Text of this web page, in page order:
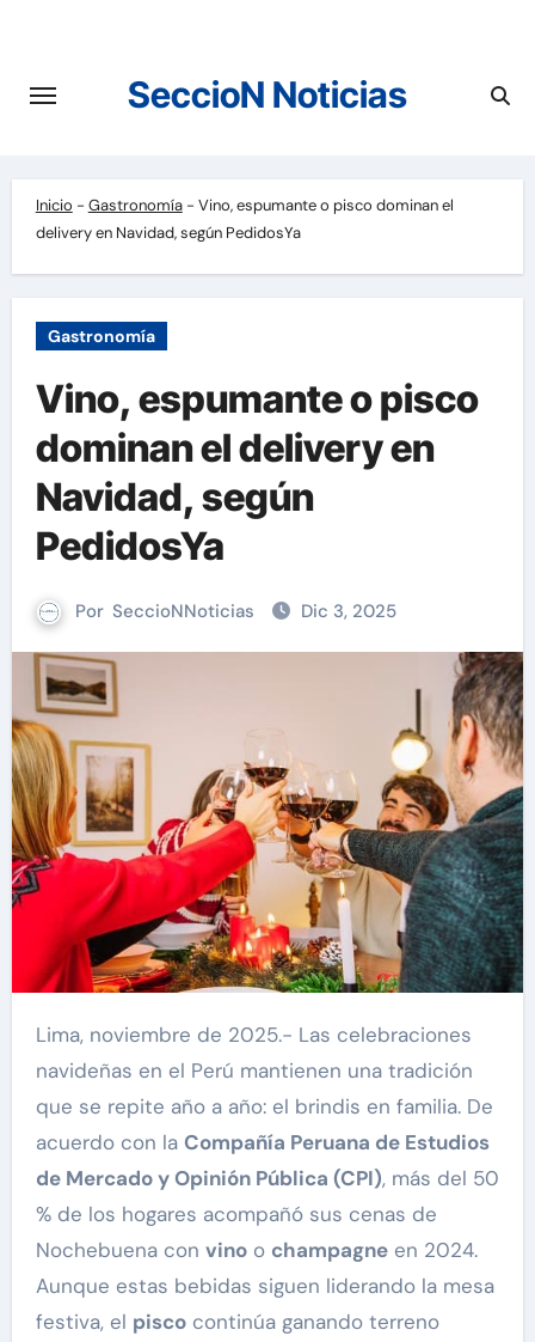
contenido
SeccioN Noticias
Inicio - Gastronomía- Vino, espumante o pisco dominan el
delivery en Navidad, según PedidosYa
Gastronomía
Vino, espumante o pisco
dominan el delivery en
Navidad, según
PedidosYa
Por SeccioNNoticias Dic 3, 2025
Lima, noviembre de 2025.- Las celebraciones
navideñas en el Perú mantienen una tradición
que se repite año a año: el brindis en familia. De
acuerdo con la Compañía Peruana de Estudios
de Mercado y Opinión Pública (CPI), más del 50
% de los hogares acompañó sus cenas de
Nochebuena con vinoo champagneen 2024.
Aunque estas bebidas siguen liderando la mesa
festiva, el piscocontinúa ganando terreno